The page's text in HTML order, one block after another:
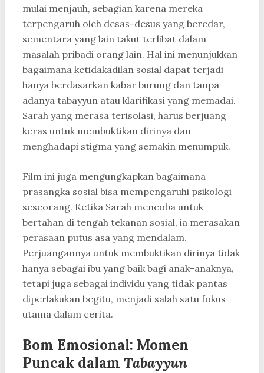
mulai menjauh, sebagian karena mereka
terpengaruh oleh desas-desus yang beredar,
sementara yang lain takut terlibat dalam
masalah pribadi orang lain. Hal ini menunjukkan
bagaimana ketidakadilan sosial dapat terjadi
hanya berdasarkan kabar burung dan tanpa
adanya tabayyun atau klarifikasi yang memadai.
Sarah yang merasa terisolasi, harus berjuang
keras untuk membuktikan dirinya dan
menghadapi stigma yang semakin menumpuk.
Film ini juga mengungkapkan bagaimana
prasangka sosial bisa mempengaruhi psikologi
seseorang. Ketika Sarah mencoba untuk
bertahan di tengah tekanan sosial, ia merasakan
perasaan putus asa yang mendalam.
Perjuangannya untuk membuktikan dirinya tidak
hanya sebagai ibu yang baik bagi anak-anaknya,
tetapi juga sebagai individu yang tidak pantas
diperlakukan begitu, menjadi salah satu fokus
utama dalam cerita.
Bom Emosional: Momen
Puncak dalam Tabayyun